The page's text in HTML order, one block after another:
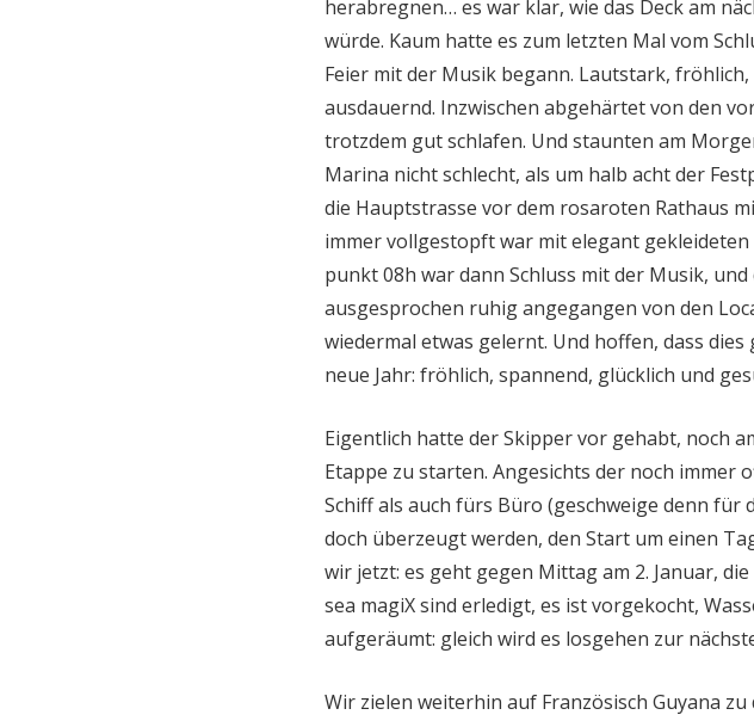
herabregnen… es war klar, wie das Deck am
würde. Kaum hatte es zum letzten Mal vom
Feier mit der Musik begann. Lautstark,
ausdauernd. Inzwischen abgehärtet von den
trotzdem gut schlafen. Und staunten am
Marina nicht schlecht, als um halb acht der
die Hauptstrasse vor dem rosaroten Rathaus
immer vollgestopft war mit elegant gekleideten
punkt 08h war dann Schluss mit der Musik,
ausgesprochen ruhig angegangen von den
wiedermal etwas gelernt. Und hoffen, dass
neue Jahr: fröhlich, spannend, glücklich und
Eigentlich hatte der Skipper vor gehabt, noch
Etappe zu starten. Angesichts der noch immer
Schiff als auch fürs Büro (geschweige denn für
doch überzeugt werden, den Start um einen
wir jetzt: es geht gegen Mittag am 2. Januar,
sea magiX sind erledigt, es ist vorgekocht,
aufgeräumt: gleich wird es losgehen zur
Wir zielen weiterhin auf Französisch Guyana zu